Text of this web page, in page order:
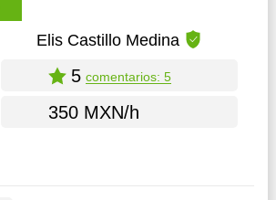
Elis Castillo Medina
5 comentarios: 5
350 MXN/h